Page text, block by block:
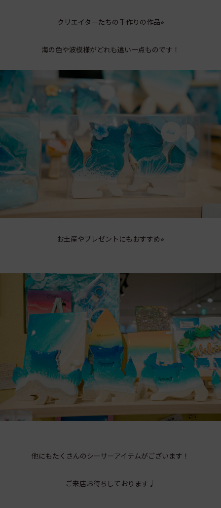
クリエイターたちの手作りの作品⭐︎
海の色や波模様がどれも違い一点ものです！
お土産やプレゼントにもおすすめ⭐︎
他にもたくさんのシーサーアイテムがございます！
ご来店お待ちしております♩